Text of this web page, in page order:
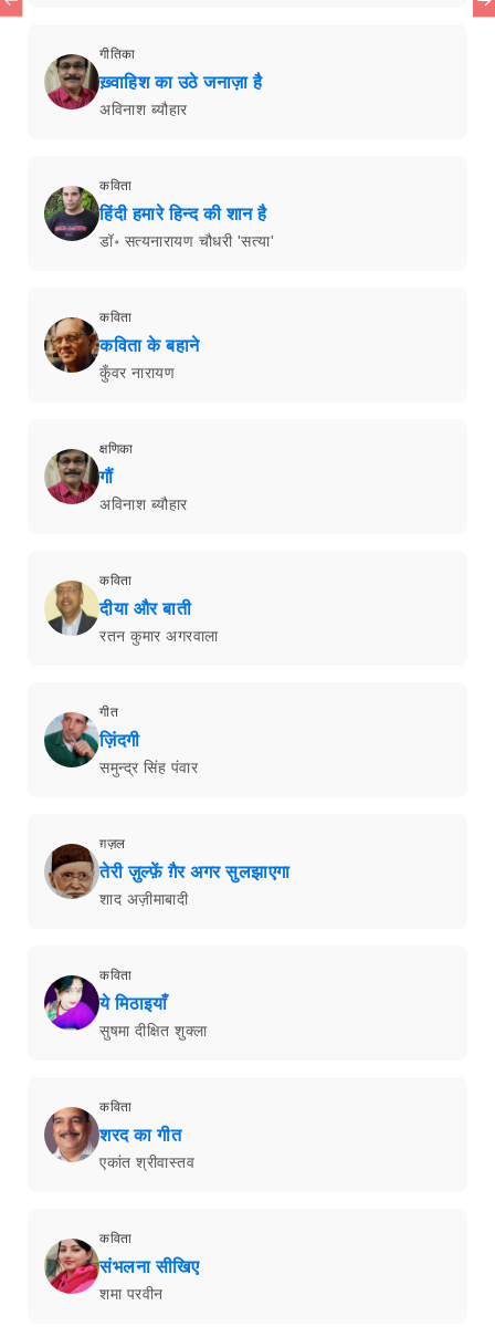
गीतिका
ख़्वाहिश का उठे जनाज़ा है
अविनाश ब्यौहार
कविता
हिंदी हमारे हिन्द की शान है
डॉ॰ सत्यनारायण चौधरी 'सत्या'
कविता
कविता के बहाने
कुँवर नारायण
क्षणिका
गौं
अविनाश ब्यौहार
कविता
दीया और बाती
रतन कुमार अगरवाला
गीत
ज़िंदगी
समुन्द्र सिंह पंवार
ग़ज़ल
तेरी ज़ुल्फ़ें ग़ैर अगर सुलझाएगा
शाद अज़ीमाबादी
कविता
ये मिठाइयाँ
सुषमा दीक्षित शुक्ला
कविता
शरद का गीत
एकांत श्रीवास्तव
कविता
संभलना सीखिए
शमा परवीन